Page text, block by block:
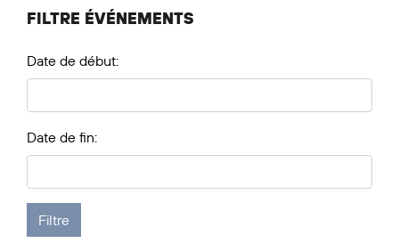
FILTRE ÉVÉNEMENTS
Date de début:
Date de fin: